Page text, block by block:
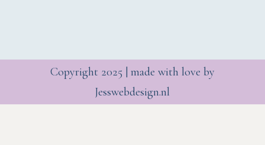
Copyright 2025 | made with love by
Jesswebdesign.nl